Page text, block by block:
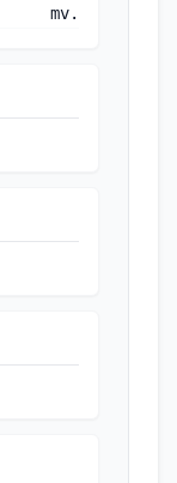
mv.